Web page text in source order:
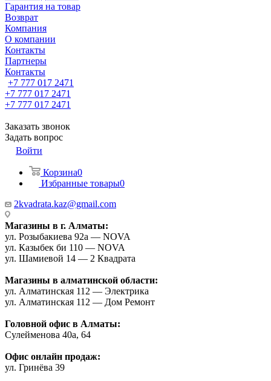
Гарантия на товар
Возврат
Компания
О компании
Контакты
Партнеры
Контакты
+7 777 017 2471
+7 777 017 2471
+7 777 017 2471
Заказать звонок
Задать вопрос
Войти
Корзина0
Избранные товары0
2kvadrata.kaz@gmail.com
Магазины в г. Алматы:
ул. Розыбакиева 92а — NOVA
ул. Казыбек би 110 — NOVA
ул. Шамиевой 14 — 2 Квадрата
Магазины в алматинской области:
ул. Алматинская 112 — Электрика
ул. Алматинская 112 — Дом Ремонт
Головной офис в Алматы:
Сулейменова 40а, 64
Офис онлайн продаж:
ул. Гринёва 39